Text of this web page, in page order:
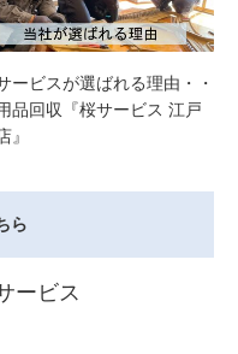
ービスが選ばれる理由・・
品回収『桜サービス 江戸
』
ら
ービス